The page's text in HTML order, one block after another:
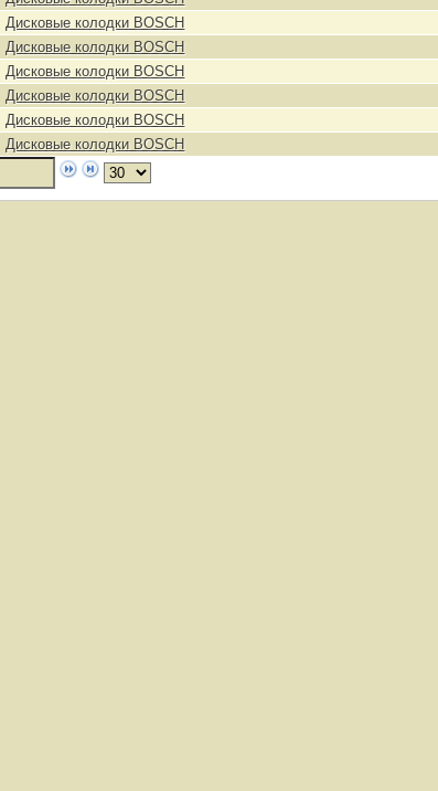
Дисковые колодки BOSCH
Дисковые колодки BOSCH
Дисковые колодки BOSCH
Дисковые колодки BOSCH
Дисковые колодки BOSCH
Дисковые колодки BOSCH